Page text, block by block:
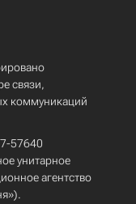
связи,
коммуникаций
57640
унитарное
агентство